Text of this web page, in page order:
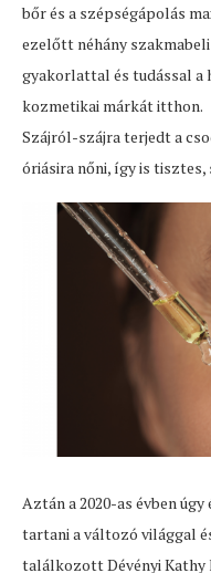
bőr és a szépségápolás
ezelőtt néhány
gyakorlattal és tudással
kozmetikai márkát itthon.
Szájról-szájra terjedt a
óriásira nőni, így is
Aztán a 2020-as évben
tartani a változó világgal
találkozott Dévényi Kathy